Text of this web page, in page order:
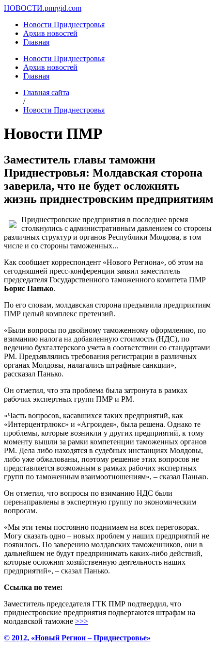
НОВОСТИ.pmrgid.com
Новости Приднестровья
Архив новостей
Главная
Новости Приднестровья
Архив новостей
Главная
Главная сайта
/
Новости Приднестровья
Новости ПМР
Заместитель главы таможни
Приднестровья: Молдавская сторона
заверила, что не будет осложнять
жизнь приднестровским предприятиям
Приднестровские предприятия в последнее время
столкнулись с административным давлением со стороны
различных структур и органов Республики Молдова, в том
числе и со стороны таможенных...
Как сообщает корреспондент «Нового Региона», об этом на
сегодняшней пресс-конференции заявил заместитель
председателя Государственного таможенного комитета ПМР
Борис Панько.
По его словам, молдавская сторона предъявила предприятиям
ПМР целый комплекс претензий.
«Были вопросы по двойному таможенному оформлению, по
взиманию налога на добавленную стоимость (НДС), по
ведению бухгалтерского учета в соответствии со стандартами
РМ. Предъявлялись требования регистрации в различных
органах Молдовы, налагались штрафные санкции», –
рассказал Панько.
Он отметил, что эта проблема была затронута в рамках
рабочих экспертных групп ПМР и РМ.
«Часть вопросов, касавшихся таких предприятий, как
«Интерцентрлюкс» и «Агроидея», была решена. Однако те
проблемы, которые возникли у других предприятий, к тому
моменту вышли за рамки компетенции таможенных органов
РМ. Дела либо находятся в судебных инстанциях Молдовы,
либо уже обжалованы, поэтому решение этих вопросов не
представляется возможным в рамках рабочих экспертных
групп по таможенным взаимоотношениям», – сказал Панько.
Он отметил, что вопросы по взиманию НДС были
перенаправлены в экспертную группу по экономическим
вопросам.
«Мы эти темы постоянно поднимаем на всех переговорах.
Могу сказать одно – новых проблем у наших предприятий не
появилось. По заверению молдавских таможенников, они в
дальнейшем не будут предпринимать каких-либо действий,
которые осложнят хозяйственную деятельность наших
предприятий», – сказал Панько.
Ссылка по теме:
Заместитель председателя ГТК ПМР подтвердил, что
приднестровские предприятия подвергаются штрафам на
молдавской таможне >>>
© 2012, «Новый Регион – Приднестровье»